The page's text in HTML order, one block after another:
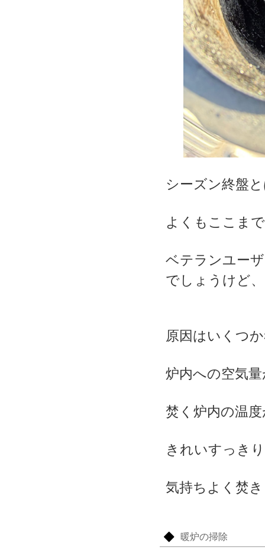
シーズン終盤
よくもここま
ベテランユー
でしょうけど、
原因はいくつ
炉内への空気
焚く炉内の温
きれいすっき
気持ちよく焚
暖炉の掃除